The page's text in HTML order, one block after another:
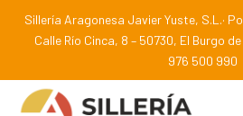
Sillería Aragonesa Javier Yuste, S.L.·
Calle Río Cinca, 8 – 50730, El Burgo
976 500 990